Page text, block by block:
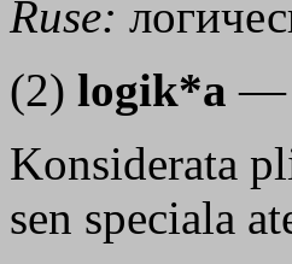
Ruse:
(2) logik*a —
Konsiderata
sen speciala